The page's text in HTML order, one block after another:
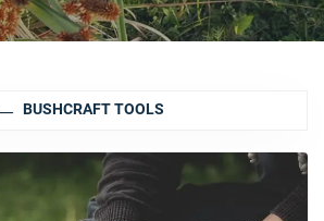
BUSHCRAFT TOOLS